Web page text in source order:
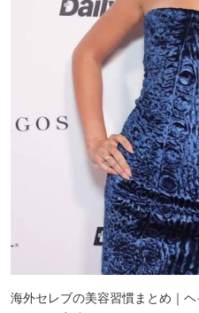
海外セレブの美容習慣まとめ｜